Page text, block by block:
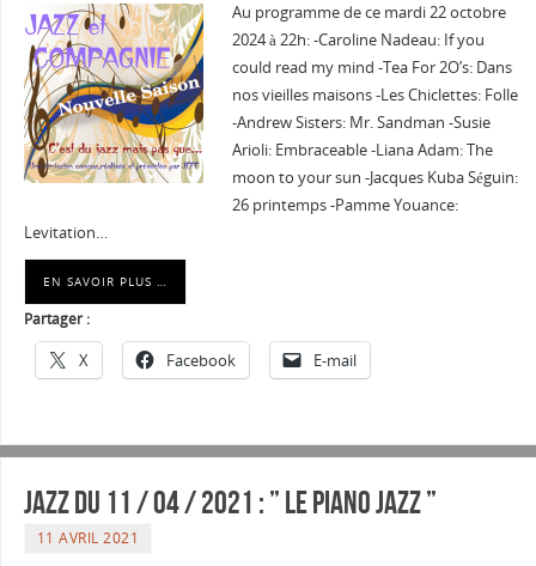
Au programme de ce mardi 22 octobre
2024 à 22h: -Caroline Nadeau: If you
could read my mind -Tea For 2O’s: Dans
nos vieilles maisons -Les Chiclettes: Folle
-Andrew Sisters: Mr. Sandman -Susie
Arioli: Embraceable -Liana Adam: The
moon to your sun -Jacques Kuba Séguin:
26 printemps -Pamme Youance:
Levitation…
EN SAVOIR PLUS …
Partager :
X Facebook E-mail
JAZZ du 11 / 04 / 2021 : ” LE PIANO JAZZ ”
11 AVRIL 2021